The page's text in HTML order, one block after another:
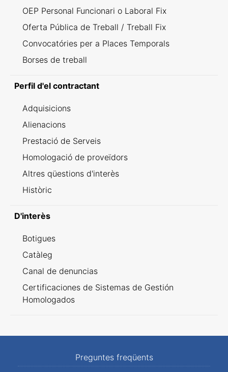
OEP Personal Funcionari o Laboral Fix
Oferta Pública de Treball / Treball Fix
Convocatóries per a Places Temporals
Borses de treball
Perfil d'el contractant
Adquisicions
Alienacions
Prestació de Serveis
Homologació de proveïdors
Altres qüestions d'interès
Històric
D'interès
Botigues
Catàleg
Canal de denuncias
Certificaciones de Sistemas de Gestión
Homologados
Preguntes freqüents